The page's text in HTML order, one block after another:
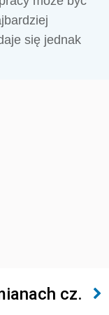
się jednak
cz.